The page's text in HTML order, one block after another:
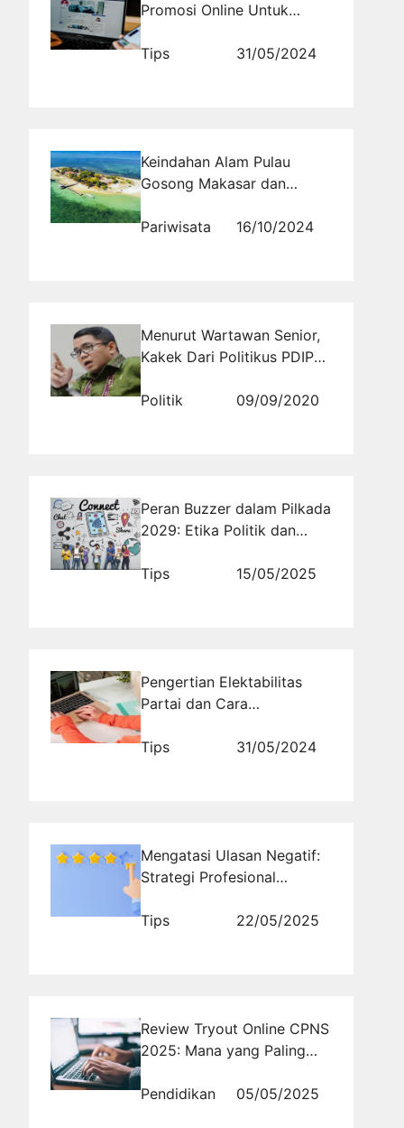
Promosi Online Untuk
Anda
Tips 31/05/2024
Keindahan Alam Pulau
Gosong Makasar dan
Pariwisata
16/10/2024
Menurut Wartawan Senior,
Kakek Dari Politikus PDIP
Pendiri PKI Sumbar
Politik 09/09/2020
Peran Buzzer dalam Pilkada
2029: Etika Politik dan
Rajakomen.com
Tips 15/05/2025
Pengertian Elektabilitas
Partai dan Cara
Tips
31/05/2024
Mengatasi Ulasan Negatif:
Strategi Profesional
Tips
22/05/2025
Review Tryout Online CPNS
2025: Mana yang Paling
Pendidikan
05/05/2025